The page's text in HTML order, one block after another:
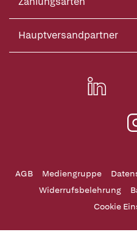
Hauptversandpartner
AGB Mediengruppe
Widerrufsbelehrung
Cookie